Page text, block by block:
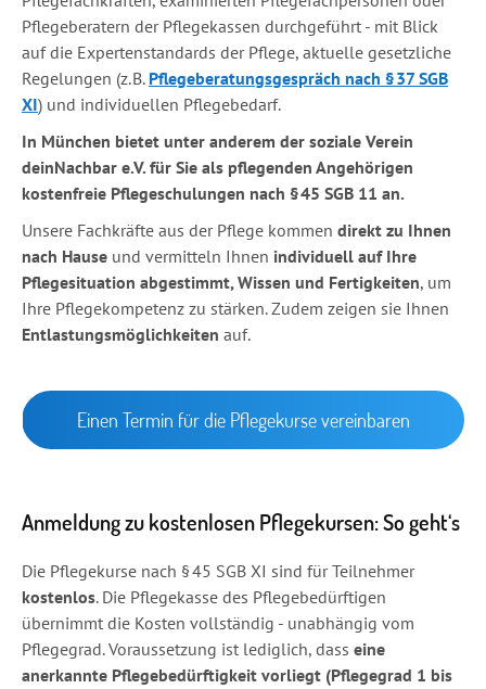
Pflegeberatern der Pflegekassen durchgeführt - mit Blick
auf die Expertenstandards der Pflege, aktuelle gesetzliche
Regelungen (z. B. Pflegeberatungsgespräch nach § 37 SGB
XI) und individuellen Pflegebedarf.
In München bietet unter anderem der soziale Verein
deinNachbar e.V. für Sie als pflegenden Angehörigen
kostenfreie Pflegeschulungen nach § 45 SGB 11 an.
Unsere Fachkräfte aus der Pflege kommen direkt zu Ihnen
nach Hause und vermitteln Ihnen individuell auf Ihre
Pflegesituation abgestimmt,Wissen und Fertigkeiten, um
Ihre Pflegekompetenz zu stärken. Zudem zeigen sie Ihnen
Entlastungsmöglichkeiten auf.
Einen Termin für die Pflegekurse vereinbaren
Anmeldung zu kostenlosen Pflegekursen: So geht‘s
Die Pflegekurse nach § 45 SGB XI sind für Teilnehmer
kostenlos. Die Pflegekasse des Pflegebedürftigen
übernimmt die Kosten vollständig - unabhängig vom
Pflegegrad. Voraussetzung ist lediglich, dass eine
anerkannte Pflegebedürftigkeit vorliegt (Pflegegrad 1 bis